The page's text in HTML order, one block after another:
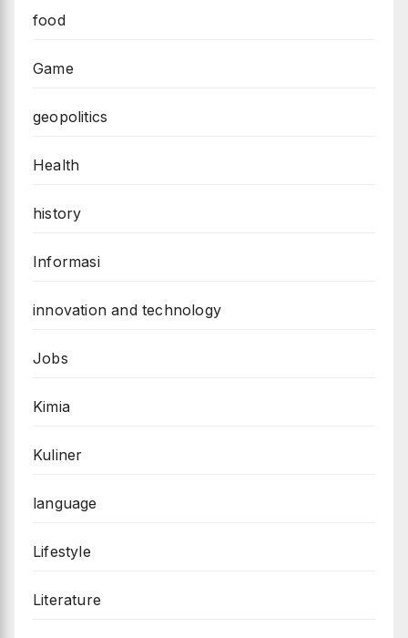
food
Game
geopolitics
Health
history
Informasi
innovation and technology
Jobs
Kimia
Kuliner
language
Lifestyle
Literature